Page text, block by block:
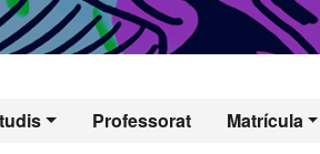
Professorat Matrícula